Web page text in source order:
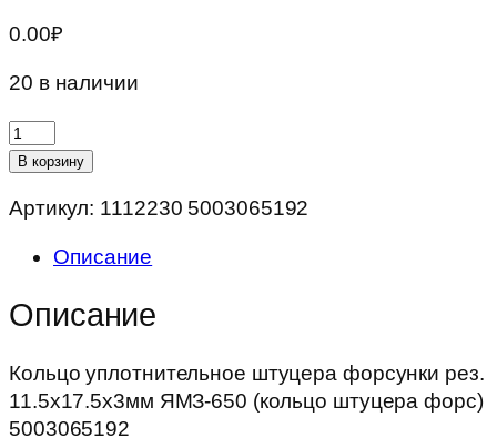
0.00₽
20 в наличии
Количество
товара
уплотнительное
форсунки
11.5х17.5х3мм
(кольцо
штуцера
форс)
В корзину
Артикул: 1112230 5003065192
Описание
Описание
Кольцо уплотнительное штуцера форсунки рез.
11.5х17.5х3мм ЯМЗ-650 (кольцо штуцера форс)
5003065192